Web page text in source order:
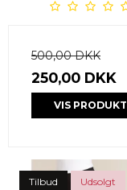
500,00 DKK
250,00 DKK
VIS PRODUKT
Tilbud Udsolgt